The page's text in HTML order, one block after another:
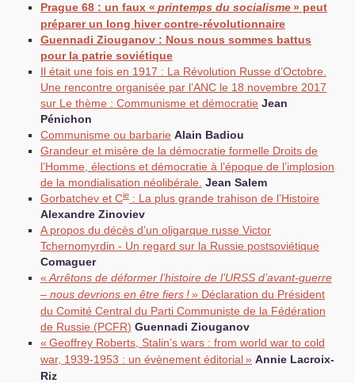
Prague 68 : un faux « printemps du socialisme» peut
préparer un long hiver contre-révolutionnaire
Guennadi Ziouganov : Nous nous sommes battus
pour la patrie soviétique
Il était une fois en 1917 : La Révolution Russe d’Octobre.
Une rencontre organisée par l’ANC le 18 novembre 2017
sur Le thème : Communisme et démocratie Jean
Pénichon
Communisme ou barbarie Alain Badiou
Grandeur et misère de la démocratie formelle Droits de
l’Homme, élections et démocratie à l’époque de l’implosion
de la mondialisation néolibérale. Jean Salem
Gorbatchev et Cie : La plus grande trahison de l’Histoire
Alexandre Zinoviev
A propos du décès d’un oligarque russe Victor
Tchernomyrdin - Un regard sur la Russie postsoviétique
Comaguer
« Arrêtons de déformer l’histoire de l’URSS d’avant-guerre
– nous devrions en être fiers !» Déclaration du Président
du Comité Central du Parti Communiste de la Fédération
de Russie (PCFR) Guennadi Ziouganov
« Geoffrey Roberts, Stalin’s wars : from world war to cold
war, 1939-1953 : un évènement éditorial» Annie Lacroix-
Riz